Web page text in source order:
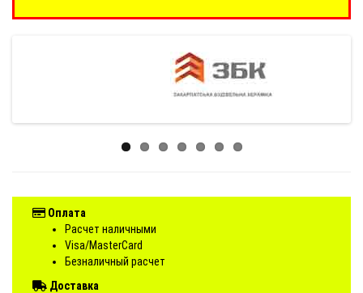
Оплата
Расчет наличными
Visa/MasterCard
Безналичный расчет
Доставка